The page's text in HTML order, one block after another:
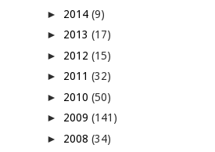
► 2014 (9)
► 2013 (17)
► 2012 (15)
► 2011 (32)
► 2010 (50)
► 2009 (141)
► 2008 (34)